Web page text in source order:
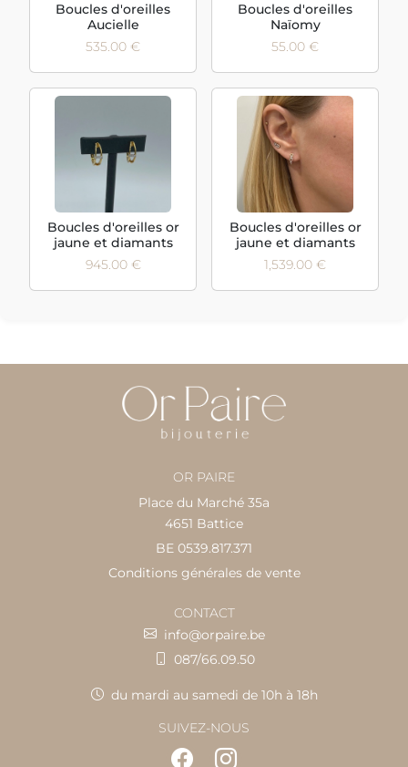
Boucles d'oreilles
Aucielle
535.00 €
Boucles d'oreilles
Naïomy
55.00 €
Boucles d'oreilles or
jaune et diamants
945.00 €
Boucles d'oreilles or
jaune et diamants
1,539.00 €
OR PAIRE
Place du Marché 35a
4651 Battice
BE 0539.817.371
Conditions générales de vente
CONTACT
info@orpaire.be
087/66.09.50
du mardi au samedi de 10h à 18h
SUIVEZ-NOUS